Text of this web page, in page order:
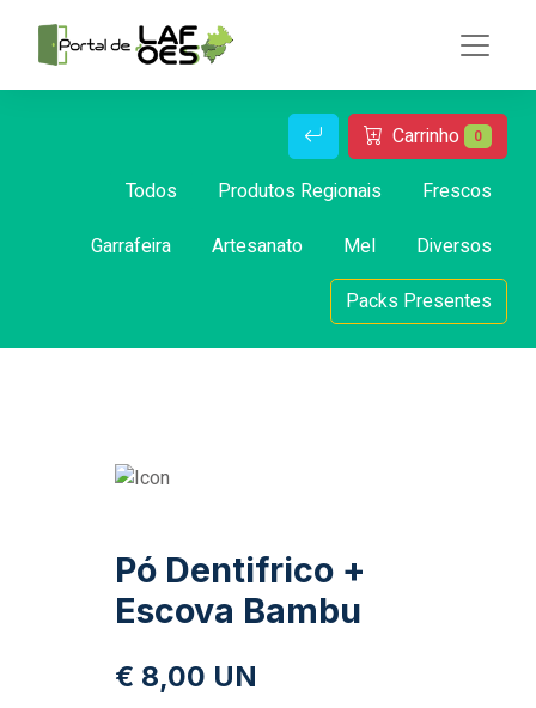
Carrinho 0
Todos Produtos Regionais
Frescos
Garrafeira
Artesanato Mel
Diversos
Packs Presentes
Pó Dentifrico +
Escova Bambu
€ 8,00 UN